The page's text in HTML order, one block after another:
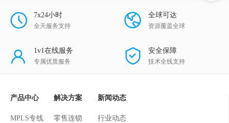
7x24小时
全天服务支持
全球可达
资源覆盖全球
1v1在线服务
专属优质服务
安全保障
技术全线支持
产品中心
MPLS专线
解决方案
零售连锁
新闻动态
行业动态